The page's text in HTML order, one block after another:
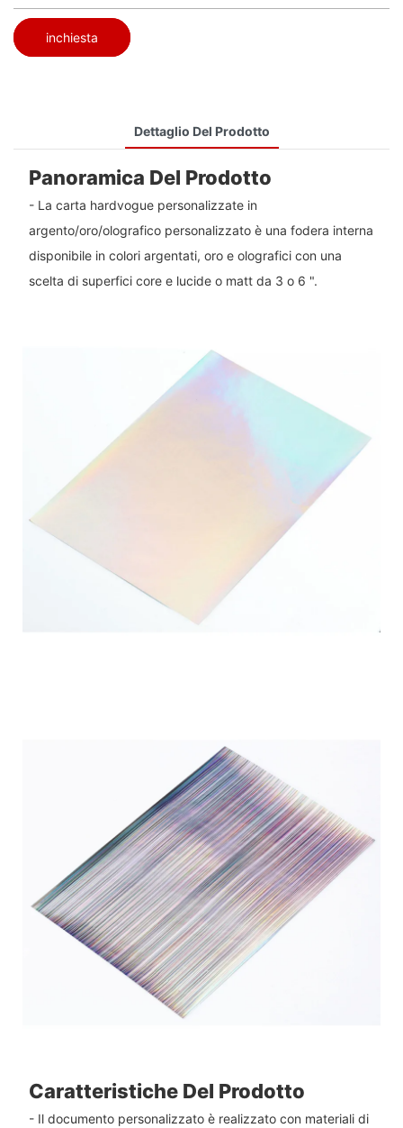
inchiesta
Dettaglio Del Prodotto
Panoramica Del Prodotto
- La carta hardvogue personalizzate in
argento/oro/olografico personalizzato è una fodera interna
disponibile in colori argentati, oro e olografici con una
scelta di superfici core e lucide o matt da 3 o 6 ".
Caratteristiche Del Prodotto
- Il documento personalizzato è realizzato con materiali di